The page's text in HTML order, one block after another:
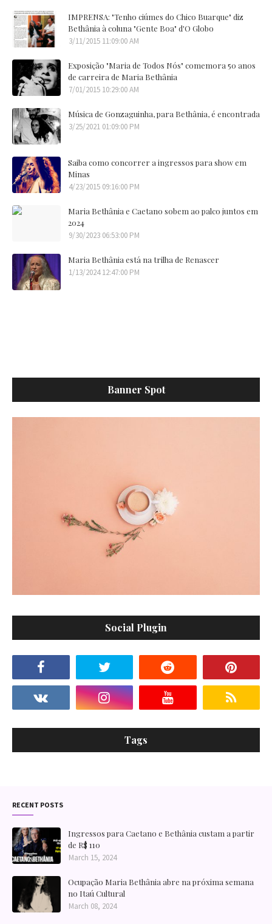
IMPRENSA: "Tenho ciúmes do Chico Buarque" diz
Bethânia à coluna "Gente Boa" d'O Globo
3/11/2015 11:09:00 AM
Exposição "Maria de Todos Nós" comemora 50 anos
de carreira de Maria Bethânia
7/01/2015 10:29:00 AM
Música de Gonzaguinha, para Bethânia, é encontrada
3/25/2021 01:09:00 PM
Saiba como concorrer a ingressos para show em
Minas
4/23/2015 09:16:00 PM
Maria Bethânia e Caetano sobem ao palco juntos em
2024
9/30/2023 06:53:00 PM
Maria Bethânia está na trilha de Renascer
1/13/2024 12:47:00 PM
Banner Spot
Social Plugin
Tags
RECENT POSTS
Ingressos para Caetano e Bethânia custam a partir
de R$ 110
March 15, 2024
Ocupação Maria Bethânia abre na próxima semana
no Itaú Cultural
March 08, 2024